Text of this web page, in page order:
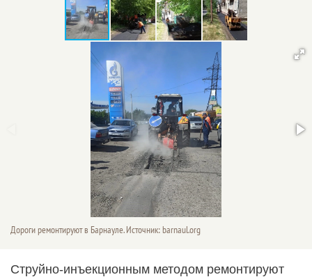
Дороги ремонтируют в Барнауле. Источник: barnaul.org
Струйно-инъекционным методом ремонтируют